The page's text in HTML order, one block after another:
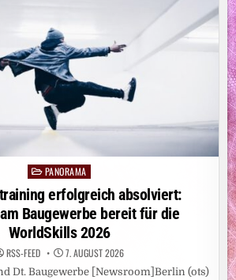
BUDAPEST
ZWEI
Posted
in
PANORAMA
erfolgreich absolviert:
Baugewerbe bereit für die
WorldSkills 2026
RSS-FEED 7. AUGUST 2026
Dt. Baugewerbe [Newsroom]Berlin (ots)